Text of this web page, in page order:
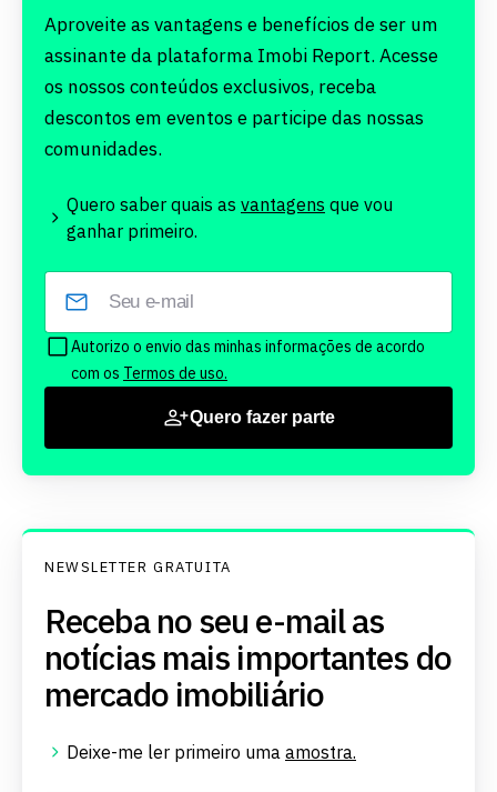
Aproveite as vantagens e benefícios de ser um
assinante da plataforma Imobi Report. Acesse
os nossos conteúdos exclusivos, receba
descontos em eventos e participe das nossas
comunidades.
Quero saber quais as vantagens que vou
ganhar primeiro.
Autorizo o envio das minhas informações de acordo
com os Termos de uso.
Quero fazer parte
NEWSLETTER GRATUITA
Receba no seu e-mail as
notícias mais importantes do
mercado imobiliário
Deixe-me ler primeiro uma amostra.